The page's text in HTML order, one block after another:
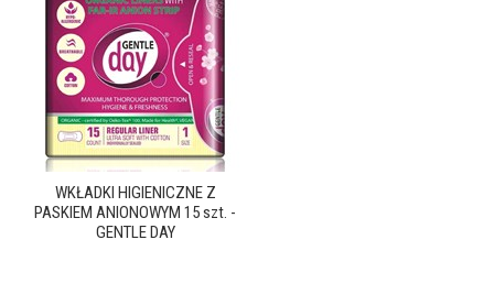
WKŁADKI HIGIENICZNE Z
PASKIEM ANIONOWYM 15 szt. -
GENTLE DAY